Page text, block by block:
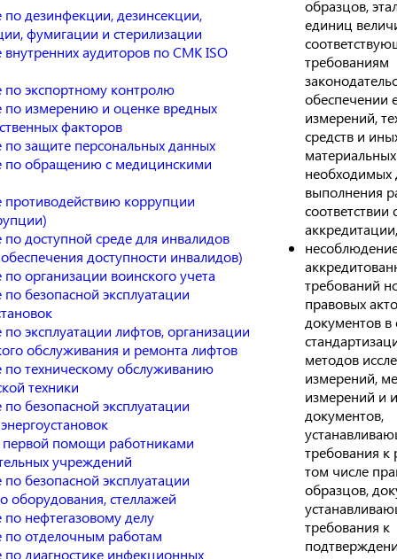
дезинфекции, дезинсекции,
фумигации и стерилизации
аудиторов по СМК ISO
экспортному контролю
измерению и оценке вредных
факторов
защите персональных данных
по обращению с медицинскими
коррупции
доступной среде для инвалидов
доступности инвалидов)
организации воинского учета
безопасной эксплуатации
эксплуатации лифтов, организации
обслуживания и ремонта лифтов
техническому обслуживанию
техники
безопасной эксплуатации
помощи работниками
учреждений
безопасной эксплуатации
оборудования, стеллажей
нефтегазовому делу
отделочным работам
диагностике инфекционных
образцов,
единиц
требованиям
обеспечении
измерений,
средств и
необходимых
выполнения
соответствии
аккредитации,
требований
правовых
документов в
методов
измерений,
измерений и
документов,
требования к
том числе
образцов,
требования к